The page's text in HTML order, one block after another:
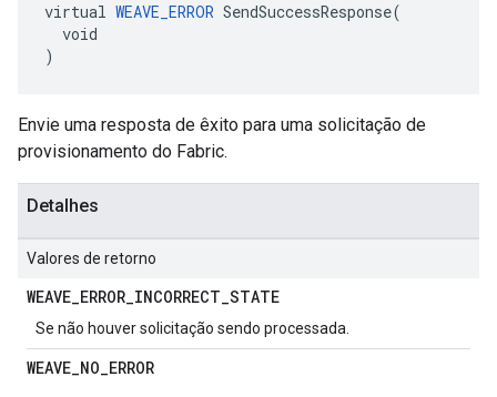
virtual WEAVE_ERROR SendSuccessResponse(
  void
)
Envie uma resposta de êxito para uma solicitação de
provisionamento do Fabric.
Detalhes
Valores de retorno
WEAVE_ERROR_INCORRECT_STATE
Se não houver solicitação sendo processada.
WEAVE_NO_ERROR